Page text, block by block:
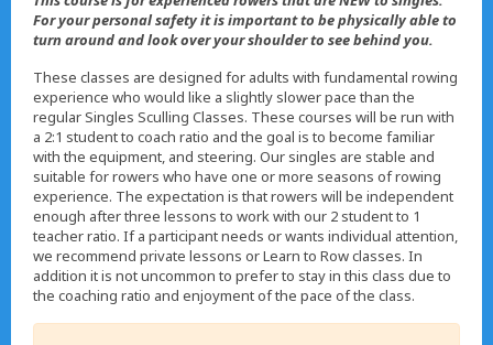
For your personal safety it is important to be physically able to
turn around and look over your shoulder to see behind you.
These classes are designed for adults with fundamental rowing
experience who would like a slightly slower pace than the
regular Singles Sculling Classes. These courses will be run with
a 2:1 student to coach ratio and the goal is to become familiar
with the equipment, and steering. Our singles are stable and
suitable for rowers who have one or more seasons of rowing
experience. The expectation is that rowers will be independent
enough after three lessons to work with our 2 student to 1
teacher ratio. If a participant needs or wants individual attention,
we recommend private lessons or Learn to Row classes. In
addition it is not uncommon to prefer to stay in this class due to
the coaching ratio and enjoyment of the pace of the class.